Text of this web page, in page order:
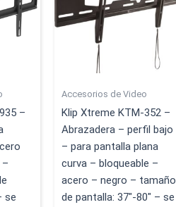
–
–
se
Accesorios de Video
Klip Xtreme KTM-352 –
Abrazadera – perfil bajo
– para pantalla plana
curva – bloqueable –
acero – negro – tamaño
de pantalla: 37″-80″ – se